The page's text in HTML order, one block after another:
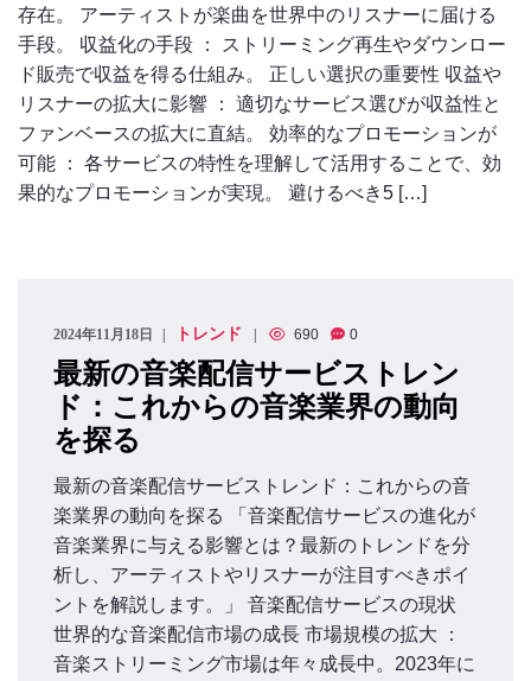
存在。 アーティストが楽曲を世界中のリスナーに届ける
手段。 収益化の手段 ： ストリーミング再生やダウンロー
ド販売で収益を得る仕組み。 正しい選択の重要性 収益や
リスナーの拡大に影響 ： 適切なサービス選びが収益性と
ファンベースの拡大に直結。 効率的なプロモーションが
可能 ： 各サービスの特性を理解して活用することで、効
果的なプロモーションが実現。 避けるべき5 […]
2024年11月18日 トレンド 690 0
最新の音楽配信サービストレン
ド：これからの音楽業界の動向
を探る
最新の音楽配信サービストレンド：これからの音
楽業界の動向を探る 「音楽配信サービスの進化が
音楽業界に与える影響とは？最新のトレンドを分
析し、アーティストやリスナーが注目すべきポイ
ントを解説します。」 音楽配信サービスの現状
世界的な音楽配信市場の成長 市場規模の拡大 ：
音楽ストリーミング市場は年々成長中。2023年に